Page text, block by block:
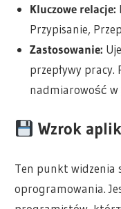
Kluczowe relacje:
Przypisanie,
Zastosowanie:
przepływy
nadmiarowość w
Wzrok
Ten punkt widzenia
oprogramowania.